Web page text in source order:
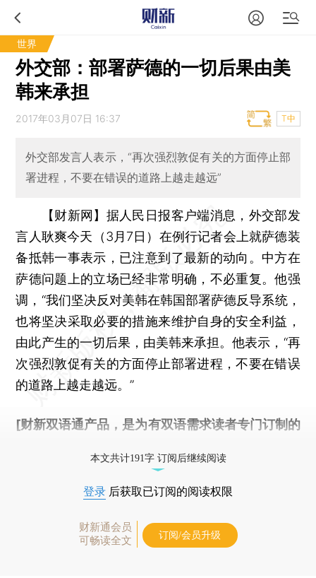
世界
外交部：部署萨德的一切后果由美
韩来承担
2017年03月07日 16:37 T中
外交部发言人表示，“再次强烈敦促有关的方面停止部
署进程，不要在错误的道路上越走越远”
【财新网】 据人民日报客户端消息，外交部发
言人耿爽今天（3月7日）在例行记者会上就萨德装
备抵韩一事表示，已注意到了最新的动向。中方在
萨德问题上的立场已经非常明确，不必重复。他强
调，“我们坚决反对美韩在韩国部署萨德反导系统，
也将坚决采取必要的措施来维护自身的安全利益，
由此产生的一切后果，由美韩来承担。他表示，“再
次强烈敦促有关的方面停止部署进程，不要在错误
的道路上越走越远。”
[财新双语通产品，是为有双语需求读者专门订制的
本文共计191字 订阅后继续阅读
登录 后获取已订阅的阅读权限
财新通会员
可畅读全文
订阅/会员升级